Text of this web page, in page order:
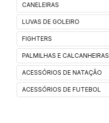
CANELEIRAS
LUVAS DE GOLEIRO
FIGHTERS
PALMILHAS E CALCANHEIRAS
ACESSÓRIOS DE NATAÇÃO
ACESSÓRIOS DE FUTEBOL